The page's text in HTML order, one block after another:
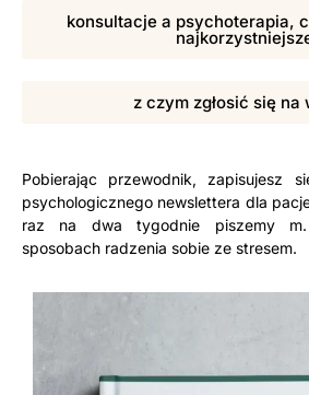
konsultacje a psychoterapia,
z czym zgłosić się na
Pobierając przewodnik, zapisujesz
psychologicznego newslettera dla
raz na dwa tygodnie piszemy
sposobach radzenia sobie ze stresem.